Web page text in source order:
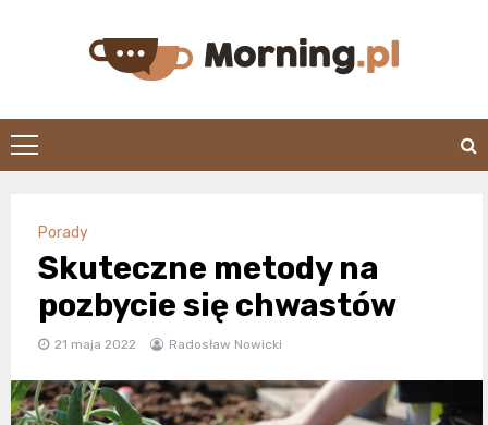
morning.pl
Porady
Skuteczne metody na
pozbycie się chwastów
21 maja 2022 Radosław Nowicki